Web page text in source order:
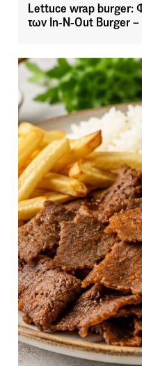
Lettuce wrap burger:
των In-N-Out Burger –